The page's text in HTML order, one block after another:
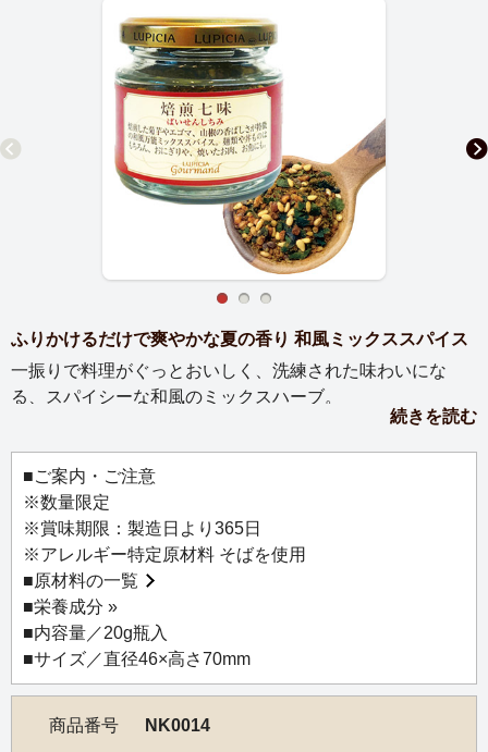
ふりかけるだけで爽やかな夏の香り 和風ミックススパイス
一振りで料理がぐっとおいしく、洗練された味わいにな
る、スパイシーな和風のミックスハーブ。
焙煎した菊芋やエゴマ、山椒の香ばしさが特徴の和風万能
ミックススパイス。辛みを抑えてそれぞれの風味を楽しめ
るように ブレンドしました。甘く香ばしい菊芋や、特別に
柔らかく栽培された日本茶の新芽＝碾茶が、風味に奥行き
を与えてくれます。
【お召し上がり方】
麺類や丼ものはもちろん、おにぎりや焼いたお肉やお魚に
もよく合います。一振りで料理がぐっと美味しくなりま
す。
続きを読む
■ご案内・ご注意
※数量限定
※賞味期限：製造日より365日
※アレルギー特定原材料 そばを使用
■原材料の一覧
■栄養成分 »
■内容量／20g瓶入
■サイズ／直径46×高さ70mm
商品番号
NK0014